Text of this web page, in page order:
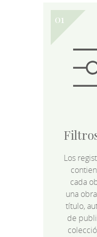
Los
cada
una
título,
de